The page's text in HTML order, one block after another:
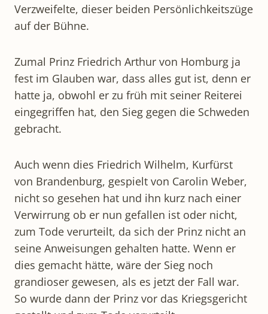
Verzweifelte, dieser beiden Persönlichkeitszüge
auf der Bühne.
Zumal Prinz Friedrich Arthur von Homburg ja
fest im Glauben war, dass alles gut ist, denn er
hatte ja, obwohl er zu früh mit seiner Reiterei
eingegriffen hat, den Sieg gegen die Schweden
gebracht.
Auch wenn dies Friedrich Wilhelm, Kurfürst
von Brandenburg, gespielt von Carolin Weber,
nicht so gesehen hat und ihn kurz nach einer
Verwirrung ob er nun gefallen ist oder nicht,
zum Tode verurteilt, da sich der Prinz nicht an
seine Anweisungen gehalten hatte. Wenn er
dies gemacht hätte, wäre der Sieg noch
grandioser gewesen, als es jetzt der Fall war.
So wurde dann der Prinz vor das Kriegsgericht